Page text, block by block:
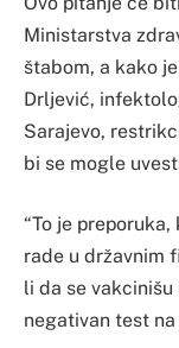
Ministarstva
štabom, a kako
Drljević,
Sarajevo,
bi se mogle
“To je
rade u državnim
li da se vakcinišu
negativan test na